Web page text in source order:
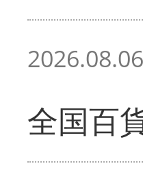
2026.08.06
全国百